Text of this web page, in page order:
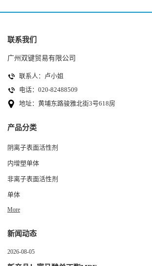
联系我们
广州双键贸易有限公司
联系人：卢小姐
电话：020-82488509
地址：黄埔东路骏雅北街3号618房
产品分类
阴离子表面活性剂
内增塑单体
非离子表面活性剂
单体
More
新闻动态
2026-08-05